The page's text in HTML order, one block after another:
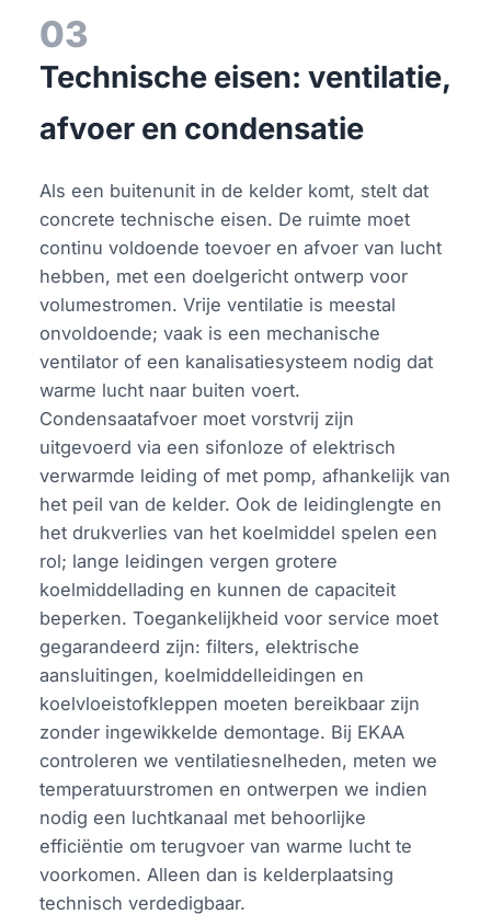
03
Technische eisen: ventilatie,
afvoer en condensatie
Als een buitenunit in de kelder komt, stelt dat
concrete technische eisen. De ruimte moet
continu voldoende toevoer en afvoer van lucht
hebben, met een doelgericht ontwerp voor
volumestromen. Vrije ventilatie is meestal
onvoldoende; vaak is een mechanische
ventilator of een kanalisatiesysteem nodig dat
warme lucht naar buiten voert.
Condensaatafvoer moet vorstvrij zijn
uitgevoerd via een sifonloze of elektrisch
verwarmde leiding of met pomp, afhankelijk van
het peil van de kelder. Ook de leidinglengte en
het drukverlies van het koelmiddel spelen een
rol; lange leidingen vergen grotere
koelmiddellading en kunnen de capaciteit
beperken. Toegankelijkheid voor service moet
gegarandeerd zijn: filters, elektrische
aansluitingen, koelmiddelleidingen en
koelvloeistofkleppen moeten bereikbaar zijn
zonder ingewikkelde demontage. Bij EKAA
controleren we ventilatiesnelheden, meten we
temperatuurstromen en ontwerpen we indien
nodig een luchtkanaal met behoorlijke
efficiëntie om terugvoer van warme lucht te
voorkomen. Alleen dan is kelderplaatsing
technisch verdedigbaar.